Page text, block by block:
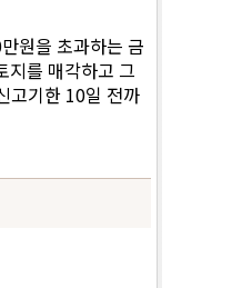
원을 초과하는 금
지를 매각하고 그
고기한 10일 전까